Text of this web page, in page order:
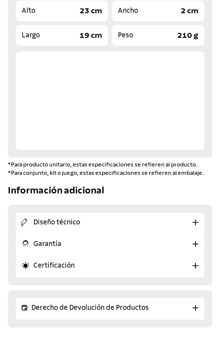
Alto 23 cm Ancho 2 cm
Largo 19 cm Peso 210 g
*Para producto unitario, estas especificaciones se refieren al producto.
*Para conjunto, kit o juego, estas especificaciones se refieren al embalaje.
Información adicional
Diseño técnico
Garantía
Certificación
Derecho de Devolución de Productos